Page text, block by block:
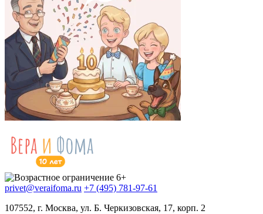
privet@veraifoma.ru +7 (495) 781-97-61
107552, г. Москва, ул. Б. Черкизовская, 17, корп. 2